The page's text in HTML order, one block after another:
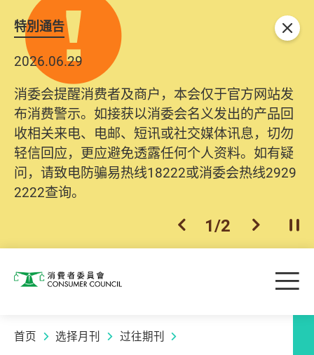
特別通告
2026.06.29
消委会提醒消费者及商户，本会仅于官方网站发
布消费警示。如接获以消委会名义发出的产品回
收相关来电、电邮、短讯或社交媒体讯息，切勿
轻信回应，更应避免透露任何个人资料。如有疑
问，请致电防骗易热线18222或消委会热线2929
2222查询。
上一个
1/2 下一个开
关闭
消费者委员会 目
首页 选择月刊 过往期刊